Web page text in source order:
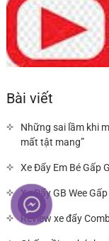
Bài viết
Những sai lầm khi
mất tật mang”
Xe Đẩy Em Bé Gấp
Xe Đẩy GB Wee
Review xe đẩy